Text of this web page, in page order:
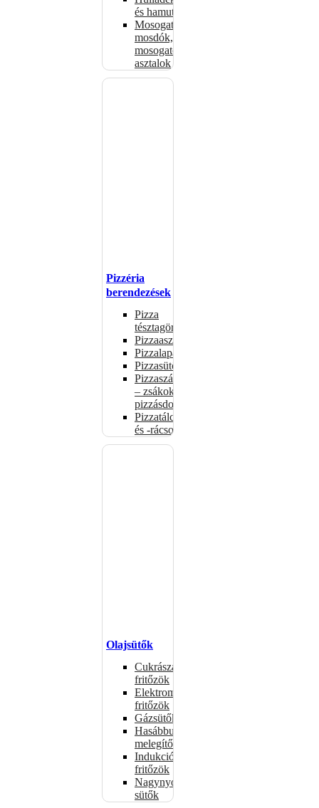
és hamutartók
Mosogatók,
mosdók,
mosogató
asztalok
Pizzéria
berendezések
Pizza
tésztagörgők
Pizzaasztalok
Pizzalapátok
Pizzasütők
Pizzaszállítás
– zsákok,
pizzásdobozok
Pizzatálcák
és -rácsok
Olajsütők
Cukrászati
fritőzök
Elektromos
fritőzök
Gázsütők
Hasábburgonya
melegítők
Indukciós
fritőzök
Nagynyomású
sütők